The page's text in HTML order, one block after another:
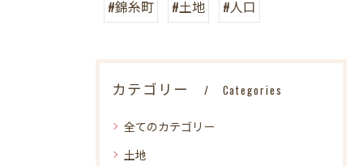
#錦糸町 #土地 #人口
カテゴリー Categories
全てのカテゴリー
土地